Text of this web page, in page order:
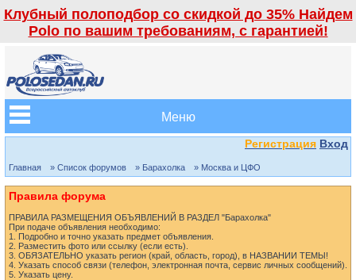
Клубный полоподбор со скидкой до 35% Найдем
Polo по вашим требованиям, с гарантией!
Меню
Регистрация Вход
Главная » Список форумов » Барахолка » Москва и ЦФО
Правила форума
ПРАВИЛА РАЗМЕЩЕНИЯ ОБЪЯВЛЕНИЙ В РАЗДЕЛ "Барахолка"
При подаче объявления необходимо:
1. Подробно и точно указать предмет объявления.
2. Разместить фото или ссылку (если есть).
3. ОБЯЗАТЕЛЬНО указать регион (край, область, город), в НАЗВАНИИ ТЕМЫ!
4. Указать способ связи (телефон, электронная почта, сервис личных сообщений).
5. Указать цену.